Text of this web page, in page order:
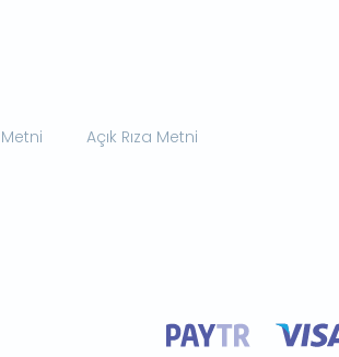
Açık Rıza Metni